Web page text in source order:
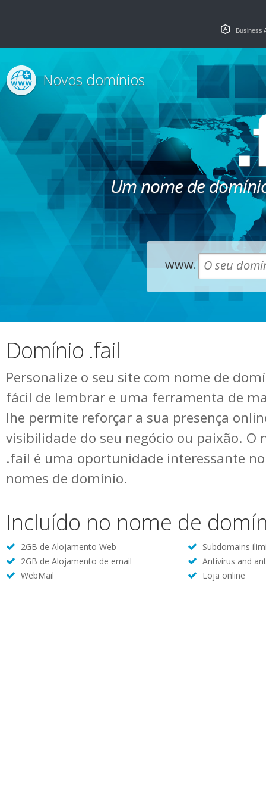
Business
Um nome de
Novos domínios
www.
Domínio .fail
Personalize o seu site com nome de
fácil de lembrar e uma ferramenta de
lhe permite reforçar a sua presença
visibilidade do seu negócio ou paixão. O
.fail é uma oportunidade interessante
nomes de domínio.
Incluído no nome de
2GB de Alojamento Web
Subdomains
2GB de Alojamento de email
Antivirus and
WebMail
Loja online